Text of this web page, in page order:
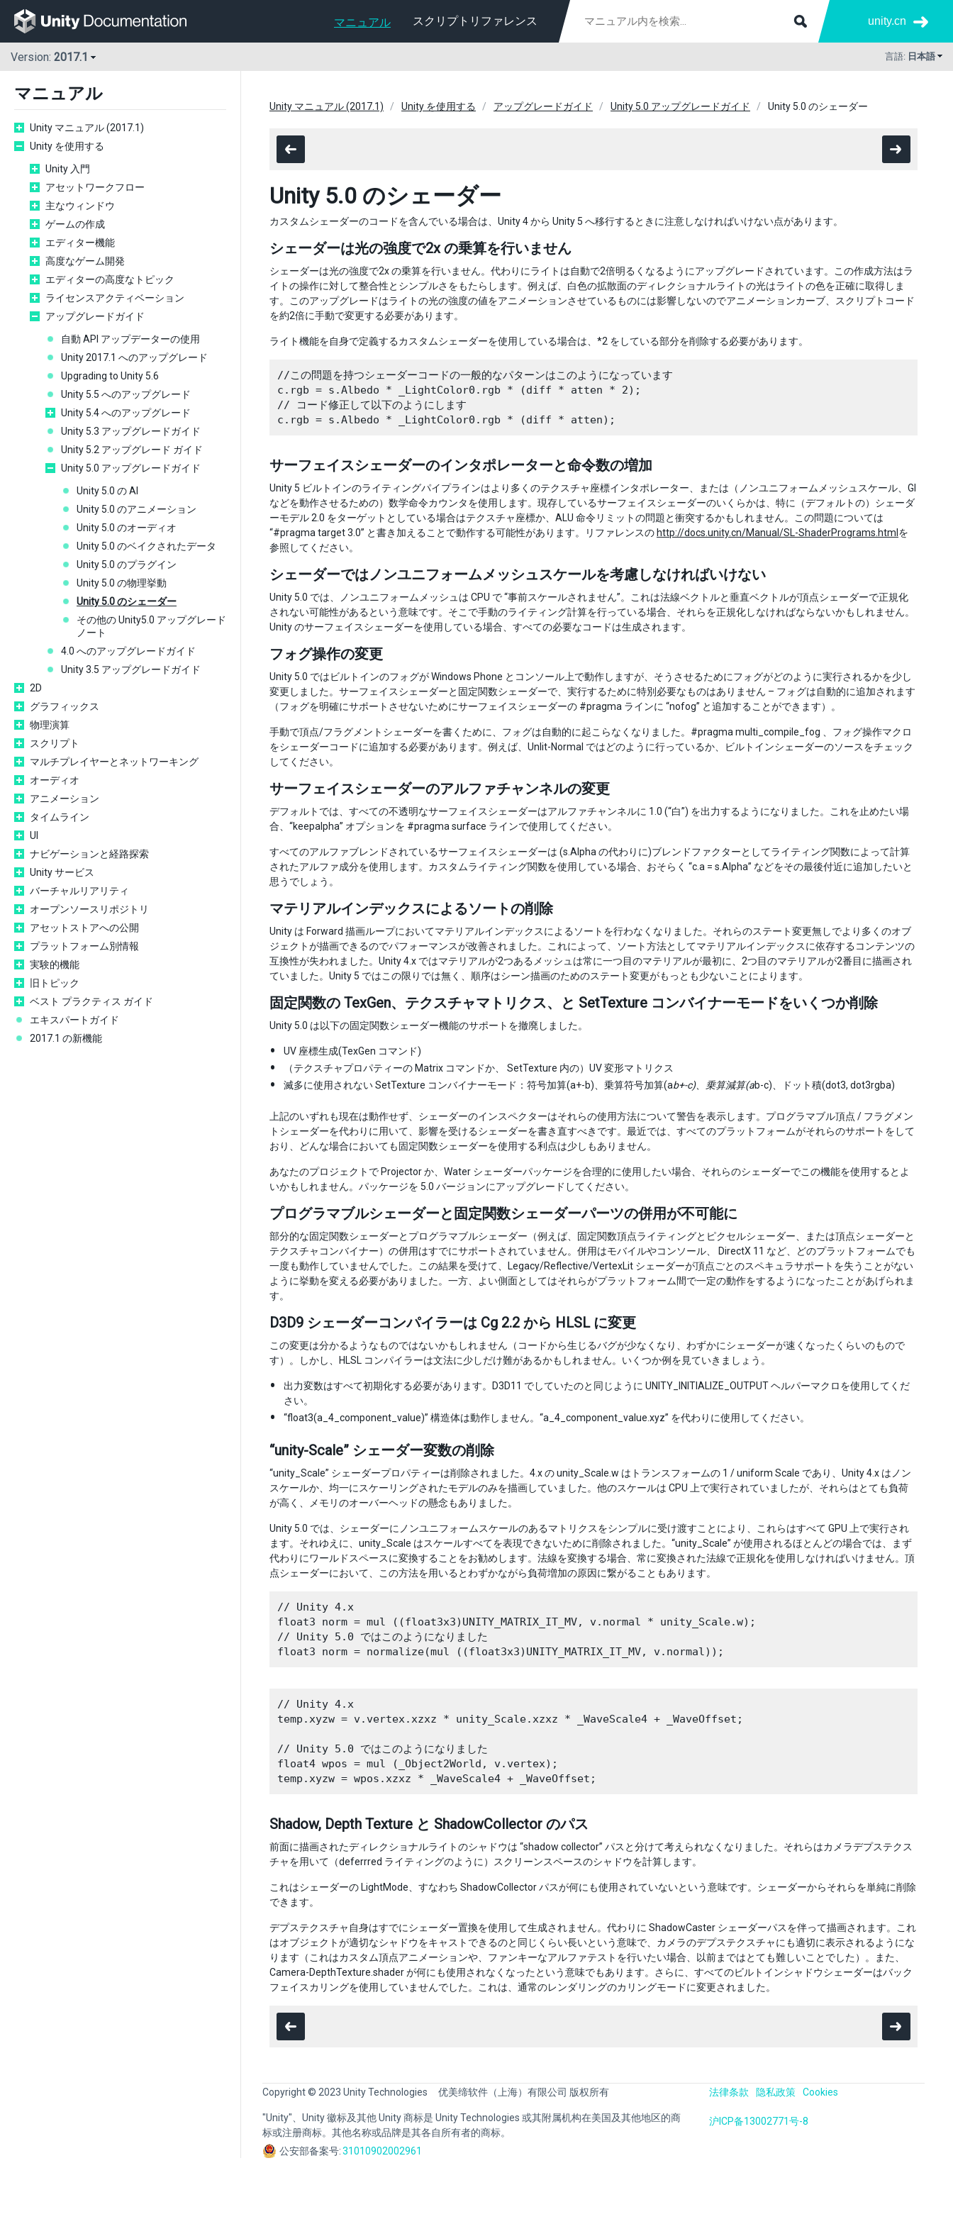
マニュアル スクリプトリファレンス unity.cn
Version: 2017.1 言語: 日本語
マニュアル
Unity マニュアル (2017.1)
Unity を使用する
Unity 入門
アセットワークフロー
主なウィンドウ
ゲームの作成
エディター機能
高度なゲーム開発
エディターの高度なトピック
ライセンスアクティベーション
アップグレードガイド
自動 API アップデーターの使用
Unity 2017.1 へのアップグレード
Upgrading to Unity 5.6
Unity 5.5 へのアップグレード
Unity 5.4 へのアップグレード
Unity 5.3 アップグレードガイド
Unity 5.2 アップグレード ガイド
Unity 5.0 アップグレードガイド
Unity 5.0 の AI
Unity 5.0 のアニメーション
Unity 5.0 のオーディオ
Unity 5.0 のベイクされたデータ
Unity 5.0 のプラグイン
Unity 5.0 の物理挙動
Unity 5.0 のシェーダー
その他の Unity5.0 アップグレード
ノート
4.0 へのアップグレードガイド
Unity 3.5 アップグレードガイド
2D
グラフィックス
物理演算
スクリプト
マルチプレイヤーとネットワーキング
オーディオ
アニメーション
タイムライン
UI
ナビゲーションと経路探索
Unity サービス
バーチャルリアリティ
オープンソースリポジトリ
アセットストアへの公開
プラットフォーム別情報
実験的機能
旧トピック
ベスト プラクティス ガイド
エキスパートガイド
2017.1 の新機能
Unity マニュアル (2017.1) Unity を使用する アップグレードガイド Unity 5.0 アップグレードガイド Unity 5.0 のシェーダー
Unity 5.0 のシェーダー
カスタムシェーダーのコードを含んでいる場合は、Unity 4 から Unity 5 へ移行するときに注意しなければいけない点があります。
シェーダーは光の強度で2x の乗算を行いません
シェーダーは光の強度で2x の乗算を行いません。代わりにライトは自動で2倍明るくなるようにアップグレードされています。この作成方法はラ
イトの操作に対して整合性とシンプルさをもたらします。例えば、白色の拡散面のディレクショナルライトの光はライトの色を正確に取得しま
す。このアップグレードはライトの光の強度の値をアニメーションさせているものには影響しないのでアニメーションカーブ、スクリプトコード
を約2倍に手動で変更する必要があります。
ライト機能を自身で定義するカスタムシェーダーを使用している場合は、*2 をしている部分を削除する必要があります。
//この問題を持つシェーダーコードの一般的なパターンはこのようになっています
c.rgb = s.Albedo * _LightColor0.rgb * (diff * atten * 2);
// コード修正して以下のようにします
サーフェイスシェーダーのインタポレーターと命令数の増加
Unity 5 ビルトインのライティングパイプラインはより多くのテクスチャ座標インタポレーター、または（ノンユニフォームメッシュスケール、GI
などを動作させるための）数学命令カウンタを使用します。現存しているサーフェイスシェーダーのいくらかは、特に（デフォルトの）シェーダ
ーモデル 2.0 をターゲットとしている場合はテクスチャ座標か、ALU 命令リミットの問題と衝突するかもしれません。この問題については
“#pragma target 3.0” と書き加えることで動作する可能性があります。リファレンスの http://docs.unity.cn/Manual/SL-ShaderPrograms.html を
参照してください。
シェーダーではノンユニフォームメッシュスケールを考慮しなければいけない
Unity 5.0 では、ノンユニフォームメッシュは CPU で “事前スケールされません”。これは法線ベクトルと垂直ベクトルが頂点シェーダーで正規化
されない可能性があるという意味です。そこで手動のライティング計算を行っている場合、それらを正規化しなければならないかもしれません。
Unity のサーフェイスシェーダーを使用している場合、すべての必要なコードは生成されます。
フォグ操作の変更
Unity 5.0 ではビルトインのフォグが Windows Phone とコンソール上で動作しますが、そうさせるためにフォグがどのように実行されるかを少し
変更しました。サーフェイスシェーダーと固定関数シェーダーで、実行するために特別必要なものはありません – フォグは自動的に追加されます
（フォグを明確にサポートさせないためにサーフェイスシェーダーの #pragma ラインに “nofog” と追加することができます）。
手動で頂点/フラグメントシェーダーを書くために、フォグは自動的に起こらなくなりました。#pragma multi_compile_fog 、フォグ操作マクロ
をシェーダーコードに追加する必要があります。例えば、Unlit-Normal ではどのように行っているか、ビルトインシェーダーのソースをチェック
してください。
サーフェイスシェーダーのアルファチャンネルの変更
デフォルトでは、すべての不透明なサーフェイスシェーダーはアルファチャンネルに 1.0 (“白”) を出力するようになりました。これを止めたい場
合、“keepalpha” オプションを #pragma surface ラインで使用してください。
すべてのアルファブレンドされているサーフェイスシェーダーは (s.Alpha の代わりに)ブレンドファクターとしてライティング関数によって計算
されたアルファ成分を使用します。カスタムライティング関数を使用している場合、おそらく “c.a = s.Alpha” などをその最後付近に追加したいと
思うでしょう。
マテリアルインデックスによるソートの削除
Unity は Forward 描画ループにおいてマテリアルインデックスによるソートを行わなくなりました。それらのステート変更無しでより多くのオブ
ジェクトが描画できるのでパフォーマンスが改善されました。これによって、ソート方法としてマテリアルインデックスに依存するコンテンツの
互換性が失われました。Unity 4.x ではマテリアルが2つあるメッシュは常に一つ目のマテリアルが最初に、2つ目のマテリアルが2番目に描画され
ていました。Unity 5 ではこの限りでは無く、順序はシーン描画のためのステート変更がもっとも少ないことによります。
固定関数の TexGen、テクスチャマトリクス、と SetTexture コンバイナーモードをいくつか削除
Unity 5.0 は以下の固定関数シェーダー機能のサポートを撤廃しました。
UV 座標生成(TexGen コマンド)
（テクスチャプロパティーの Matrix コマンドか、 SetTexture 内の）UV 変形マトリクス
滅多に使用されない SetTexture コンバイナーモード：符号加算(a+-b)、乗算符号加算(ab+-c)、乗算減算(ab-c)、ドット積(dot3, dot3rgba)
上記のいずれも現在は動作せず、シェーダーのインスペクターはそれらの使用方法について警告を表示します。プログラマブル頂点 / フラグメン
トシェーダーを代わりに用いて、影響を受けるシェーダーを書き直すべきです。最近では、すべてのプラットフォームがそれらのサポートをして
おり、どんな場合においても固定関数シェーダーを使用する利点は少しもありません。
あなたのプロジェクトで Projector か、Water シェーダーパッケージを合理的に使用したい場合、それらのシェーダーでこの機能を使用するとよ
いかもしれません。パッケージを 5.0 バージョンにアップグレードしてください。
プログラマブルシェーダーと固定関数シェーダーパーツの併用が不可能に
部分的な固定関数シェーダーとプログラマブルシェーダー（例えば、固定関数頂点ライティングとピクセルシェーダー、または頂点シェーダーと
テクスチャコンバイナー）の併用はすでにサポートされていません。併用はモバイルやコンソール、 DirectX 11 など、どのプラットフォームでも
一度も動作していませんでした。この結果を受けて、Legacy/Reflective/VertexLit シェーダーが頂点ごとのスペキュラサポートを失うことがない
ように挙動を変える必要がありました。一方、よい側面としてはそれらがプラットフォーム間で一定の動作をするようになったことがあげられま
す。
D3D9 シェーダーコンパイラーは Cg 2.2 から HLSL に変更
この変更は分かるようなものではないかもしれません（コードから生じるバグが少なくなり、わずかにシェーダーが速くなったくらいのもので
す）。しかし、HLSL コンパイラーは文法に少しだけ難があるかもしれません。いくつか例を見ていきましょう。
出力変数はすべて初期化する必要があります。D3D11 でしていたのと同じように UNITY_INITIALIZE_OUTPUT ヘルパーマクロを使用してくだ
さい。
“float3(a_4_component_value)” 構造体は動作しません。“a_4_component_value.xyz” を代わりに使用してください。
“unity-Scale” シェーダー変数の削除
“unity_Scale” シェーダープロパティーは削除されました。4.x の unity_Scale.w はトランスフォームの 1 / uniform Scale であり、Unity 4.x はノン
スケールか、均一にスケーリングされたモデルのみを描画していました。他のスケールは CPU 上で実行されていましたが、それらはとても負荷
が高く、メモリのオーバーヘッドの懸念もありました。
Unity 5.0 では、シェーダーにノンユニフォームスケールのあるマトリクスをシンプルに受け渡すことにより、これらはすべて GPU 上で実行され
ます。それゆえに、unity_Scale はスケールすべてを表現できないために削除されました。“unity_Scale” が使用されるほとんどの場合では、まず
代わりにワールドスペースに変換することをお勧めします。法線を変換する場合、常に変換された法線で正規化を使用しなければいけません。頂
点シェーダーにおいて、この方法を用いるとわずかながら負荷増加の原因に繋がることもあります。
// Unity 4.x
float3 norm = mul ((float3x3)UNITY_MATRIX_IT_MV, v.normal * unity_Scale.w);
// Unity 5.0 ではこのようになりました
// Unity 4.x
temp.xyzw = v.vertex.xzxz * unity_Scale.xzxz * _WaveScale4 + _WaveOffset;
// Unity 5.0 ではこのようになりました
float4 wpos = mul (_Object2World, v.vertex);
Shadow, Depth Texture と ShadowCollector のパス
前面に描画されたディレクショナルライトのシャドウは “shadow collector” パスと分けて考えられなくなりました。それらはカメラデプステクス
チャを用いて（deferrred ライティングのように）スクリーンスペースのシャドウを計算します。
これはシェーダーの LightMode、すなわち ShadowCollector パスが何にも使用されていないという意味です。シェーダーからそれらを単純に削除
できます。
デプステクスチャ自身はすでにシェーダー置換を使用して生成されません。代わりに ShadowCaster シェーダーパスを伴って描画されます。これ
はオブジェクトが適切なシャドウをキャストできるのと同じくらい長いという意味で、カメラのデプステクスチャにも適切に表示されるようにな
ります（これはカスタム頂点アニメーションや、ファンキーなアルファテストを行いたい場合、以前まではとても難しいことでした）。また、
Camera-DepthTexture.shader が何にも使用されなくなったという意味でもあります。さらに、すべてのビルトインシャドウシェーダーはバック
フェイスカリングを使用していませんでした。これは、通常のレンダリングのカリングモードに変更されました。
Copyright © 2023 Unity Technologies 优美缔软件（上海）有限公司 版权所有
"Unity"、Unity 徽标及其他 Unity 商标是 Unity Technologies 或其附属机构在美国及其他地区的商
标或注册商标。其他名称或品牌是其各自所有者的商标。
公安部备案号:31010902002961
法律条款 隐私政策 Cookies
沪ICP备13002771号-8